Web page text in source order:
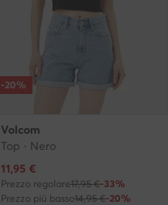
-20%
Volcom
Top · Nero
Prezzo attuale
11,95 €
Prezzo regolare17,95 €-33%
Prezzo più basso14,95 €-20%